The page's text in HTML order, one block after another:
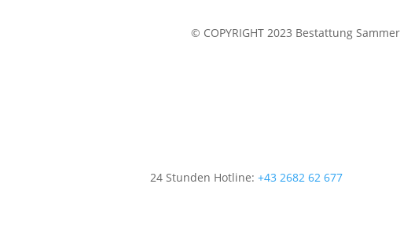
© COPYRIGHT 2023 Bestattung
24 Stunden Hotline:+43 2682 62 677